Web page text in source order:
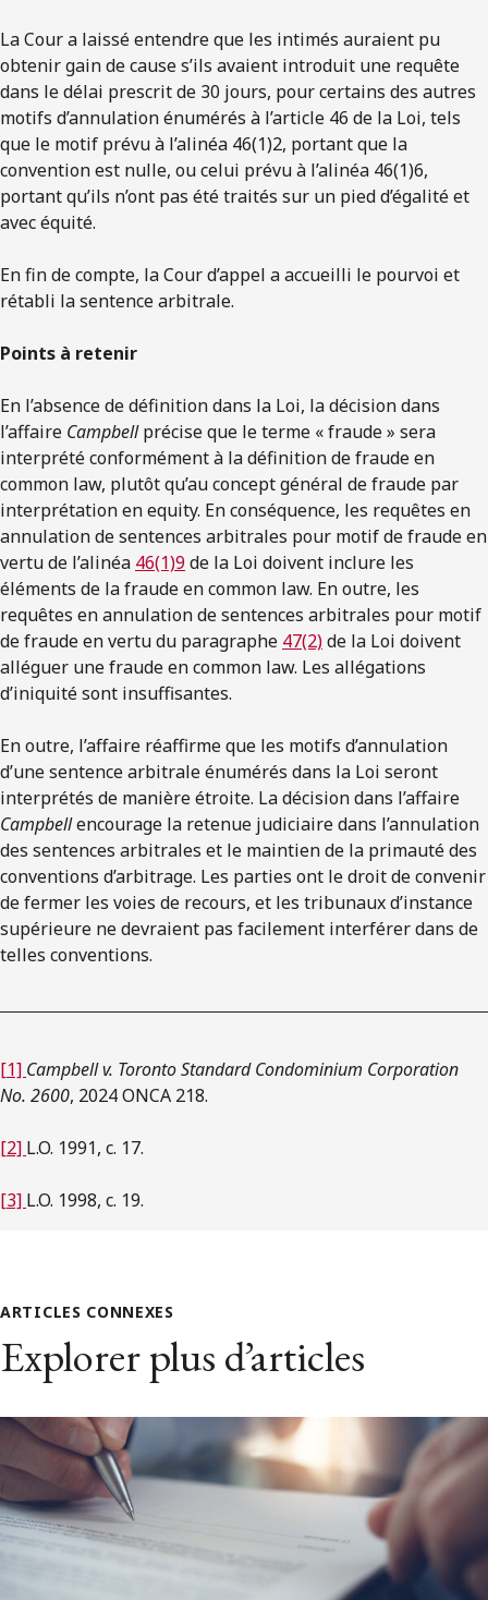
La Cour a laissé entendre que les intimés auraient pu
obtenir gain de cause s’ils avaient introduit une requête
dans le délai prescrit de 30 jours, pour certains des autres
motifs d’annulation énumérés à l’article 46 de la Loi, tels
que le motif prévu à l’alinéa 46(1)2, portant que la
convention est nulle, ou celui prévu à l’alinéa 46(1)6,
portant qu’ils n’ont pas été traités sur un pied d’égalité et
avec équité.
En fin de compte, la Cour d’appel a accueilli le pourvoi et
rétabli la sentence arbitrale.
Points à retenir
En l’absence de définition dans la Loi, la décision dans
l’affaire Campbellprécise que le terme « fraude » sera
interprété conformément à la définition de fraude en
common law, plutôt qu’au concept général de fraude par
interprétation en equity. En conséquence, les requêtes en
annulation de sentences arbitrales pour motif de fraude en
vertu de l’alinéa 46(1)9 de la Loi doivent inclure les
éléments de la fraude en common law. En outre, les
requêtes en annulation de sentences arbitrales pour motif
de fraude en vertu du paragraphe 47(2)de la Loi doivent
alléguer une fraude en common law. Les allégations
d’iniquité sont insuffisantes.
En outre, l’affaire réaffirme que les motifs d’annulation
d’une sentence arbitrale énumérés dans la Loi seront
interprétés de manière étroite. La décision dans l’affaire
Campbellencourage la retenue judiciaire dans l’annulation
des sentences arbitrales et le maintien de la primauté des
conventions d’arbitrage. Les parties ont le droit de convenir
de fermer les voies de recours, et les tribunaux d’instance
supérieure ne devraient pas facilement interférer dans de
telles conventions.
[1] Campbell v. Toronto Standard Condominium Corporation
No. 2600, 2024 ONCA 218.
[2] L.O. 1991, c. 17.
[3] L.O. 1998, c. 19.
ARTICLES CONNEXES
Explorer plus d’articles